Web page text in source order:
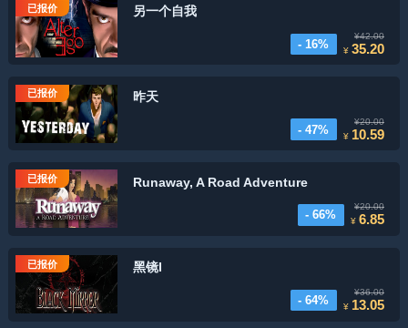
已报价 另一个自我
- 16%
¥42.00
¥35.20
已报价 昨天
- 47%
¥20.00
¥ 10.59
已报价 Runaway, A Road Adventure
- 66%
¥20.00
¥6.85
已报价 黑镜I
- 64%
¥36.00
¥ 13.05